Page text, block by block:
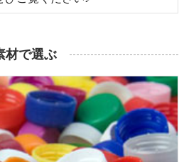
材で選ぶ